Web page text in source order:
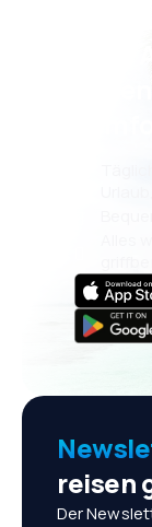
reisen
Der